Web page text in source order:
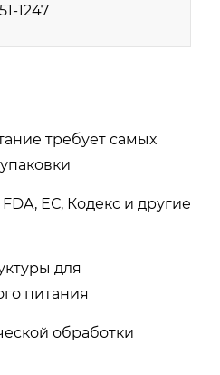
1247
требует самых
ЕС, Кодекс и другие
для
питания
обработки